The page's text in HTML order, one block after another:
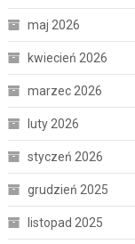
maj 2026
kwiecień 2026
marzec 2026
luty 2026
styczeń 2026
grudzień 2025
listopad 2025